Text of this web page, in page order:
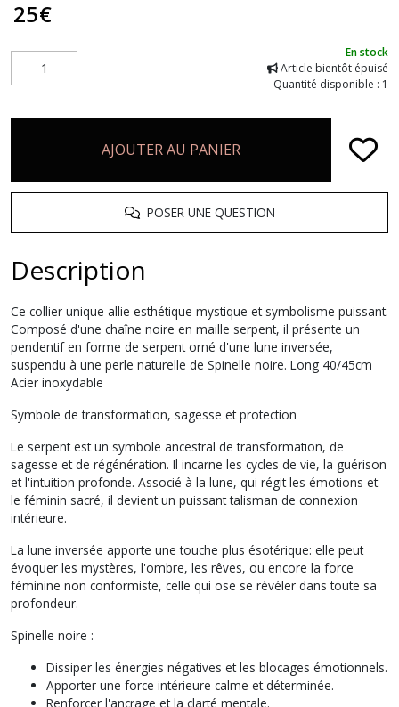
25€
En stock
Article bientôt épuisé
Quantité disponible : 1
AJOUTER AU PANIER
POSER UNE QUESTION
Description
Ce collier unique allie esthétique mystique et symbolisme puissant.
Composé d'une chaîne noire en maille serpent, il présente un
pendentif en forme de serpent orné d'une lune inversée,
suspendu à une perle naturelle de Spinelle noire. Long 40/45cm
Acier inoxydable
Symbole de transformation, sagesse et protection
Le serpent est un symbole ancestral de transformation, de
sagesse et de régénération. Il incarne les cycles de vie, la guérison
et l'intuition profonde. Associé à la lune, qui régit les émotions et
le féminin sacré, il devient un puissant talisman de connexion
intérieure.
La lune inversée apporte une touche plus ésotérique: elle peut
évoquer les mystères, l'ombre, les rêves, ou encore la force
féminine non conformiste, celle qui ose se révéler dans toute sa
profondeur.
Spinelle noire :
Dissiper les énergies négatives et les blocages émotionnels.
Apporter une force intérieure calme et déterminée.
Renforcer l'ancrage et la clarté mentale.